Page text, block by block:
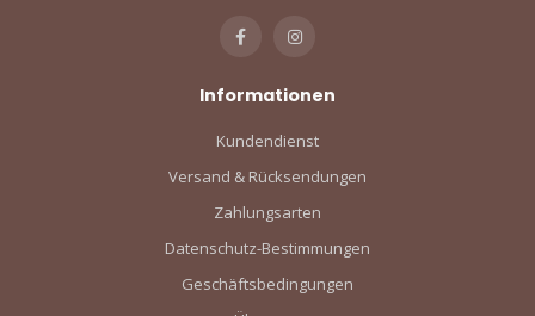
Informationen
Kundendienst
Versand & Rücksendungen
Zahlungsarten
Datenschutz-Bestimmungen
Geschäftsbedingungen